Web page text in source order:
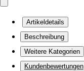
Artikeldetails
Beschreibung
Weitere Kategorien
Kundenbewertungen